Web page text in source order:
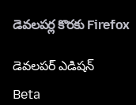
డెవలపర్ల కొరకు Firefox
డెవలపర్ ఎడిషన్
Beta